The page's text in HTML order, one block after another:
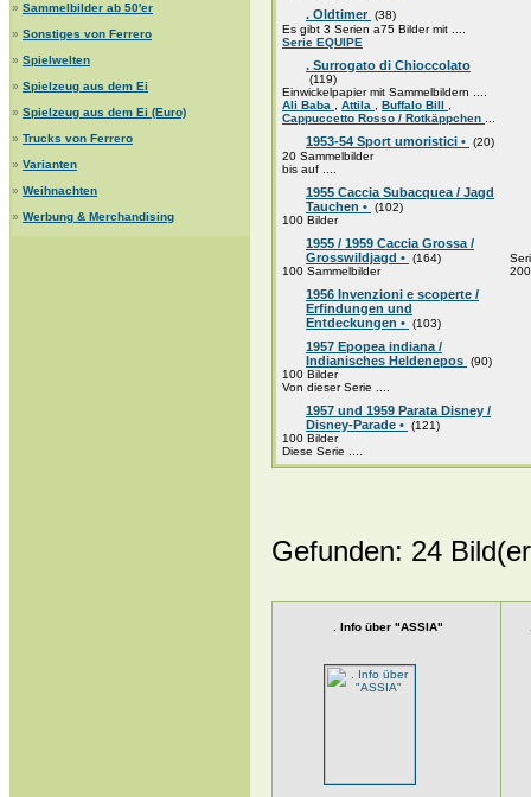
» Sammelbilder ab 50'er
» Sonstiges von Ferrero
» Spielwelten
» Spielzeug aus dem Ei
» Spielzeug aus dem Ei (Euro)
» Trucks von Ferrero
» Varianten
» Weihnachten
» Werbung & Merchandising
. Oldtimer (38)
Es gibt 3 Serien a75 Bilder mit ....
Serie EQUIPE
. Surrogato di Chioccolato
(119)
Einwickelpapier mit Sammelbildern ....
Ali Baba
Attila Buffalo Bill
Cappuccetto Rosso / Rotkäppchen
1953-54 Sport umoristici • (20)
20 Sammelbilder
bis auf ....
1955 Caccia Subacquea / Jagd
Tauchen • (102)
100 Bilder
1955 / 1959 Caccia Grossa /
Grosswildjagd • (164)
100 Sammelbilder
1956 Invenzioni e scoperte /
Erfindungen und
Entdeckungen • (103)
1957 Epopea indiana /
Indianisches Heldenepos (90)
100 Bilder
Von dieser Serie ....
1957 und 1959 Parata Disney /
Disney-Parade • (121)
100 Bilder
Diese Serie ....
Gefunden: 24
. Info über "ASSIA"